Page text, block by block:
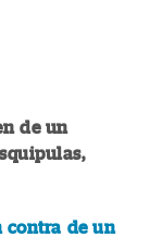
de un
contra de un